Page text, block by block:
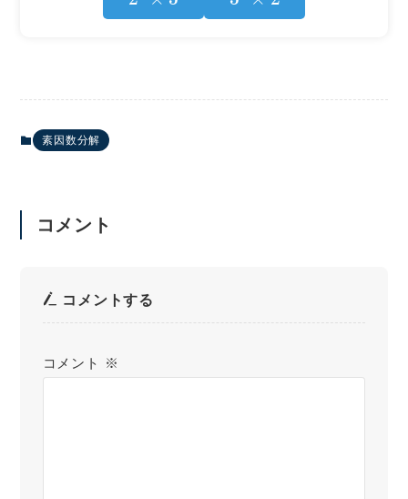
素因数分解
コメント
コメントする
コメント ※